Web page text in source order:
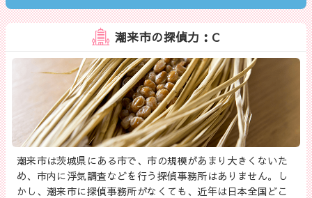
潮来市の探偵力：C
潮来市は茨城県にある市で、市の規模があまり大きくないた
め、市内に浮気調査などを行う探偵事務所はありません。し
かし、潮来市に探偵事務所がなくても、近年は日本全国どこ